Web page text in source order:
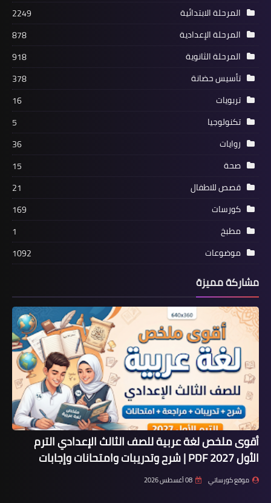
المرحلة الابتدائية
2249
المرحلة الإعدادية
878
المرحلة الثانوية
918
تأسيس حضانة
378
تربويات
16
تكنولوجيا
5
روايات
36
صحة
15
قصص للاطفال
21
كورسات
169
مطبخ
1
موضوعات
1092
مشاركة مميزة
أقوى ملخص لغة عربية للصف الثالث الإعدادي الترم
الأول 2027 PDF | شرح وتدريبات وامتحانات وإجابات
موقع كورساتي 08 أغسطس 2026